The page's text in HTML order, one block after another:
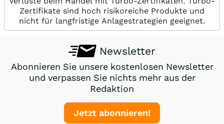
Zertifikate sind hoch risikoreiche Produkte und
nicht für langfristige Anlagestrategien geeignet.
Newsletter
Abonnieren Sie unsere kostenlosen Newsletter
und verpassen Sie nichts mehr aus der
Redaktion
Jetzt abonnieren!